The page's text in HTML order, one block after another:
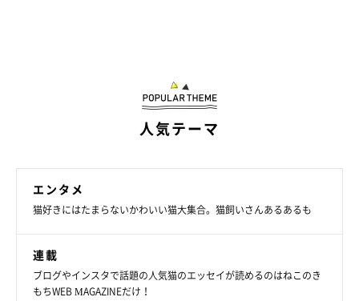
人気テーマ
エンタメ
猫好きにはたまらないかわいい猫大集合。猫飼いさんあるあるも
連載
ブログやインスタで話題の人気猫のエッセイが読めるのはねこのき
もちWEB MAGAZINEだけ！